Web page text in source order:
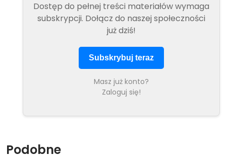
Dostęp do pełnej treści materiałów wymaga
subskrypcji. Dołącz do naszej społeczności
już dziś!
Subskrybuj teraz
Masz już konto?
Zaloguj się!
Podobne